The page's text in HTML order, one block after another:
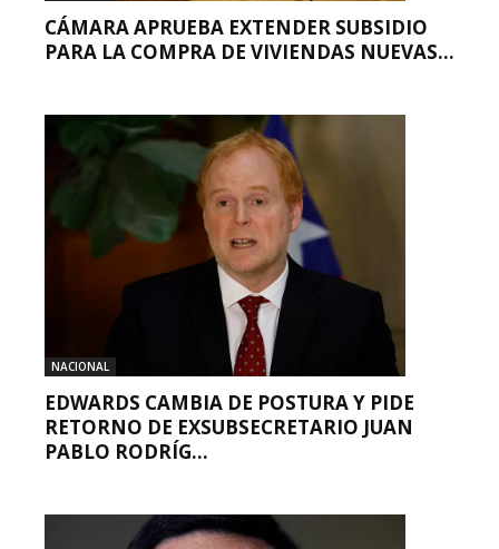
CÁMARA APRUEBA EXTENDER SUBSIDIO
PARA LA COMPRA DE VIVIENDAS NUEVAS...
NACIONAL
EDWARDS CAMBIA DE POSTURA Y PIDE
RETORNO DE EXSUBSECRETARIO JUAN
PABLO RODRÍG...